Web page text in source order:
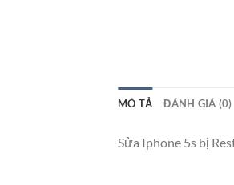
MÔ TẢ ĐÁNH GIÁ (0)
Sửa Iphone 5s bị